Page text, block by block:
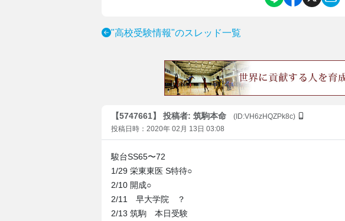
"高校受験情報"のスレッド一覧
【5747661】 投稿者: 筑駒本命
(ID:VH6zHQZPk8c)
投稿日時：2020年 02月 13日 03:08
駿台SS65〜72
1/29 栄東東医 S特待○
2/10 開成○
2/11 早大学院 ？
2/13 筑駒 本日受験